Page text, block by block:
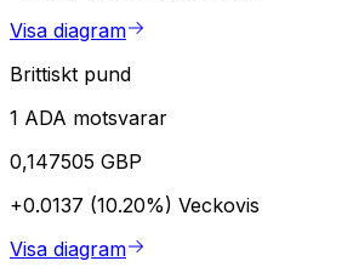
Visa diagram
Brittiskt pund
1 ADA motsvarar
0,147505 GBP
+0.0137 (10.20%) Veckovis
Visa diagram